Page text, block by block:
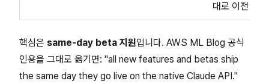
대로 이전
핵심은 same-day beta 지원입니다. AWS ML Blog 공식
인용을 그대로 옮기면: "all new features and betas ship
the same day they go live on the native Claude API."